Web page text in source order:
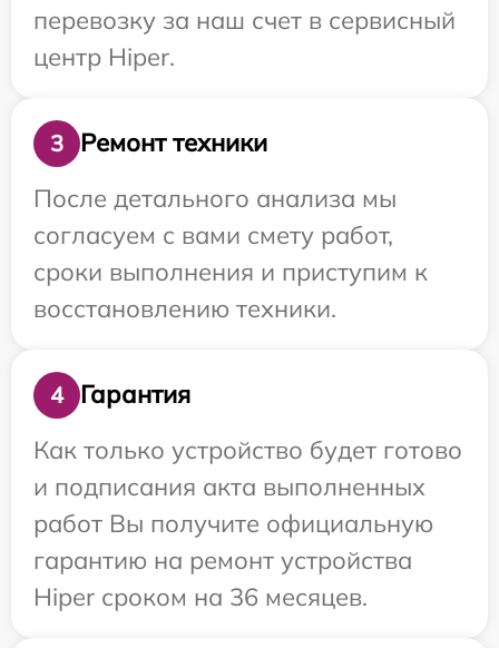
перевозку за наш счет в сервисный
центр Hiper.
3
Ремонт техники
После детального анализа мы
согласуем с вами смету работ,
сроки выполнения и приступим к
восстановлению техники.
4
Гарантия
Как только устройство будет готово
и подписания акта выполненных
работ Вы получите официальную
гарантию на ремонт устройства
Hiper сроком на 36 месяцев.